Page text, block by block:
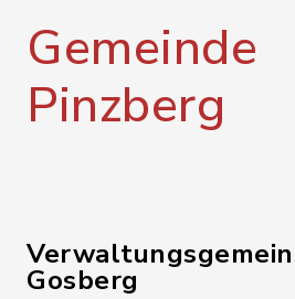
Gemeinde
Pinzberg
Gosberg